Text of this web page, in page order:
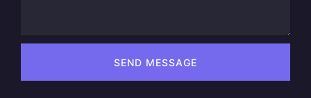
SEND MESSAGE